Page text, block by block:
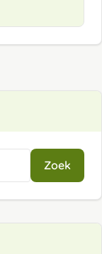
Zoek